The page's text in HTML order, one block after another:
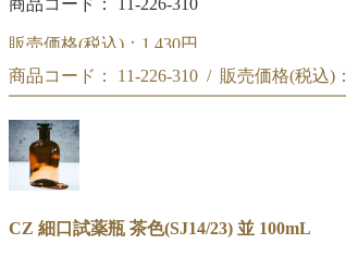
商品コード： 11-226-310
販売価格(税込)： 1,430円
CZ 細口試薬瓶 茶色(SJ14/15) 並 50mL
商品コード： 11-226-310 / 販売価格(税込)：
CZ 細口試薬瓶 茶色(SJ14/15) 並 50mL
商品コード:11-226-310
CZ 細口試薬瓶 茶色(SJ14/23) 並 100mL